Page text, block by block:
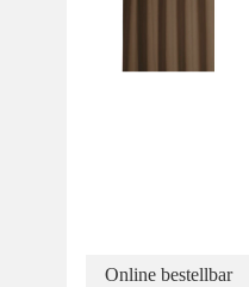
Online bestellbar